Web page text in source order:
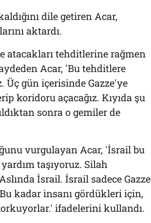
dile getiren Acar,
aktardı.
atacakları tehditlerine rağmen
Acar, 'Bu tehditlere
Üç gün içerisinde Gazze'ye
koridoru açacağız. Kıyıda şu
sonra o gemiler de
vurgulayan Acar, 'İsrail bu
taşıyoruz. Silah
İsrail. İsrail sadece Gazze
kadar insanı gördükleri için,
ifadelerini kullandı.